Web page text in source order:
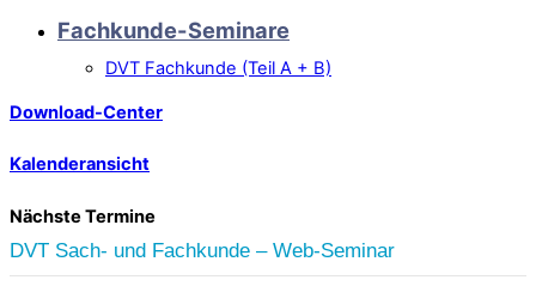
Fachkunde-Seminare
DVT Fachkunde (Teil A + B)
Download-Center
Kalenderansicht
Nächste Termine
DVT Sach- und Fachkunde – Web-Seminar